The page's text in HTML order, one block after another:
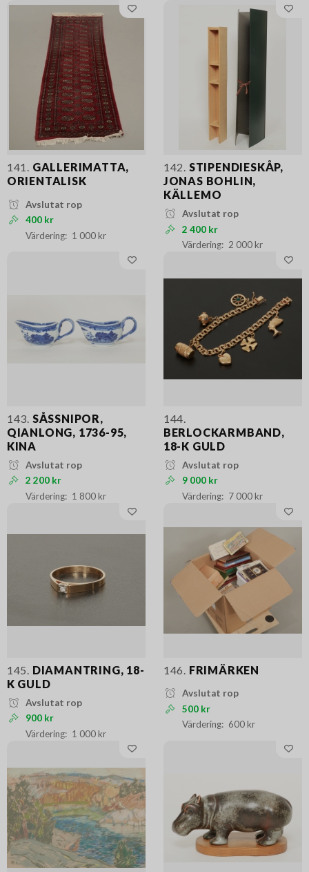
141. GALLERIMATTA,
ORIENTALISK
Avslutat rop
400 kr
1 000 kr
142. STIPENDIESKÅP,
JONAS BOHLIN,
KÄLLEMO
Avslutat rop
2 400 kr
2 000 kr
143. SÅSSNIPOR,
QIANLONG, 1736-95,
KINA
Avslutat rop
2 200 kr
1 800 kr
144.
BERLOCKARMBAND,
18-K GULD
Avslutat rop
9 000 kr
7 000 kr
145. DIAMANTRING, 18-
K GULD
Avslutat rop
900 kr
1 000 kr
146. FRIMÄRKEN
Avslutat rop
500 kr
600 kr